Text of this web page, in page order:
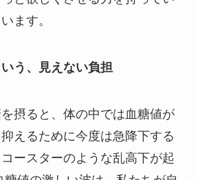
ます。
う、見えない負担
摂ると、体の中では血糖値が
えるために今度は急降下する
ースターのような乱高下が起